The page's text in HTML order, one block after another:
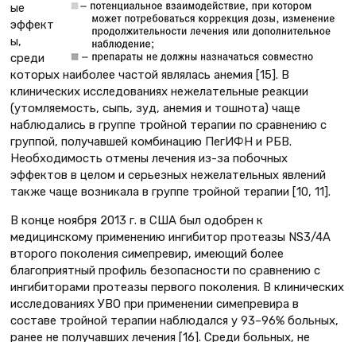
ые
эффект
ы,
среди
которых наиболее частой являлась анемия [15]. В
клинических исследованиях нежелательные реакции
(утомляемость, сыпь, зуд, анемия и тошнота) чаще
наблюдались в группе тройной терапии по сравнению с
группой, получавшей комбинацию ПегИФН и РБВ.
Необходимость отмены лечения из-за побочных
эффектов в целом и серьезных нежелательных явлений
также чаще возникала в группе тройной терапии [10, 11].
В конце ноября 2013 г. в США был одобрен к
медицинскому применению ингибитор протеазы NS3/4A
второго поколения симепревир, имеющий более
благоприятный профиль безопасности по сравнению с
ингибиторами протеазы первого поколения. В клинических
исследованиях УВО при применении симепревира в
составе тройной терапии наблюдался у 93–96% больных,
ранее не получавших лечения [16]. Среди больных, не